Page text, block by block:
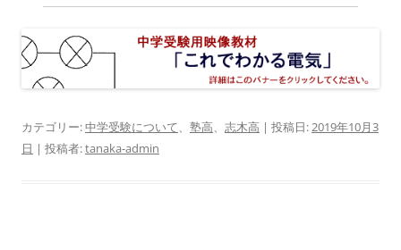
カテゴリー:中学受験について、 塾高、 志木高 | 投稿日:2019年10月3
日 | 投稿者:tanaka-admin